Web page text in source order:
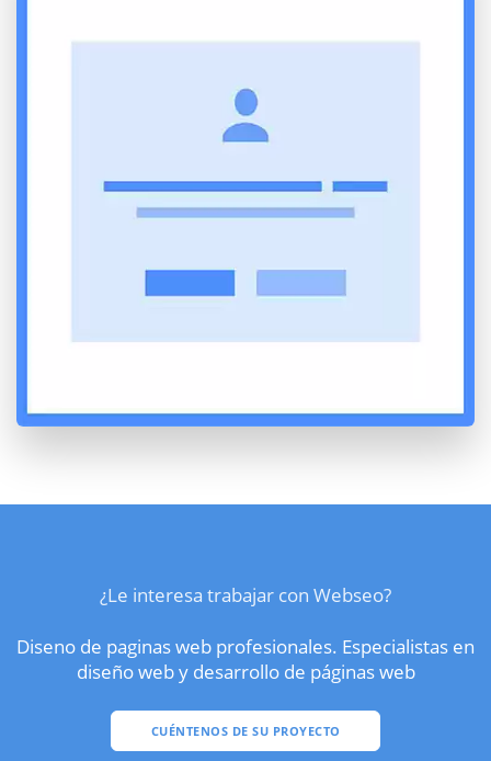
¿Le interesa trabajar con Webseo?
Diseno de paginas web profesionales. Especialistas en
diseño web y desarrollo de páginas web
CUÉNTENOS DE SU PROYECTO